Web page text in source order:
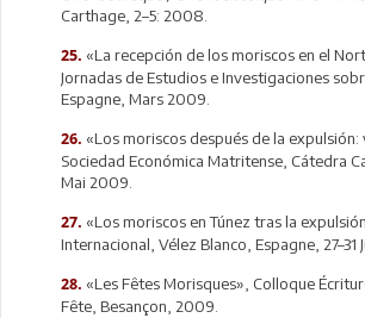
Carthage, 2–5: 2008.
25. «La recepción de los moriscos en el
Jornadas de Estudios e Investigaciones
Espagne, Mars 2009.
26. «Los moriscos después de la expulsión:
Sociedad Económica Matritense, Cátedra
Mai 2009.
27. «Los moriscos en Túnez tras la
Internacional, Vélez Blanco, Espagne, 27–31
28. «Les Fêtes Morisques», Colloque
Fête, Besançon, 2009.